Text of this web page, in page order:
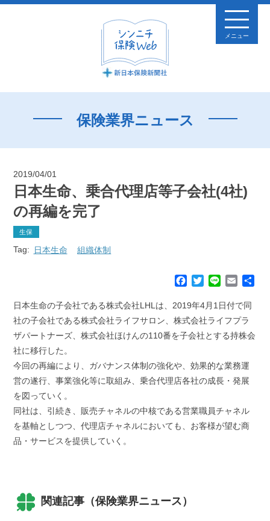
メニュー
保険業界ニュース
2019/04/01
日本生命、乗合代理店等子会社(4社)
の再編を完了
生保
Tag: 日本生命 組織体制
c
e
o
k
T
i
t
e
n
e
E
a
i
日本生命の子会社である株式会社LHLは、2019年4月1日付で同
社の子会社である株式会社ライフサロン、株式会社ライフプラ
ザパートナーズ、株式会社ほけんの110番を子会社とする持株会
社に移行した。
今回の再編により、ガバナンス体制の強化や、効果的な業務運
営の遂行、事業強化等に取組み、乗合代理店各社の成長・発展
を図っていく。
同社は、引続き、販売チャネルの中核である営業職員チャネル
を基軸としつつ、代理店チャネルにおいても、お客様が望む商
品・サービスを提供していく。
関連記事（保険業界ニュース）